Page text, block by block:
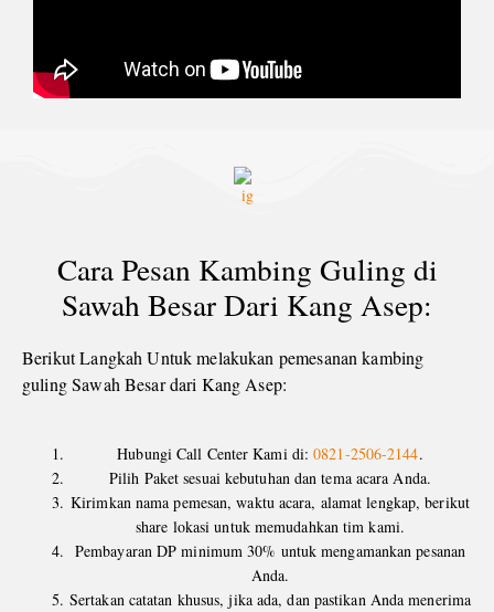
Cara Pesan Kambing Guling di
Sawah Besar Dari Kang Asep:
Berikut Langkah Untuk melakukan pemesanan kambing
guling Sawah Besar dari Kang Asep:
Hubungi Call Center Kami di:0821-2506-2144.
Pilih Paket sesuai kebutuhan dan tema acara Anda.
Kirimkan nama pemesan, waktu acara, alamat lengkap, berikut
share lokasi untuk memudahkan tim kami.
Pembayaran DP minimum 30% untuk mengamankan pesanan
Anda.
Sertakan catatan khusus, jika ada, dan pastikan Anda menerima